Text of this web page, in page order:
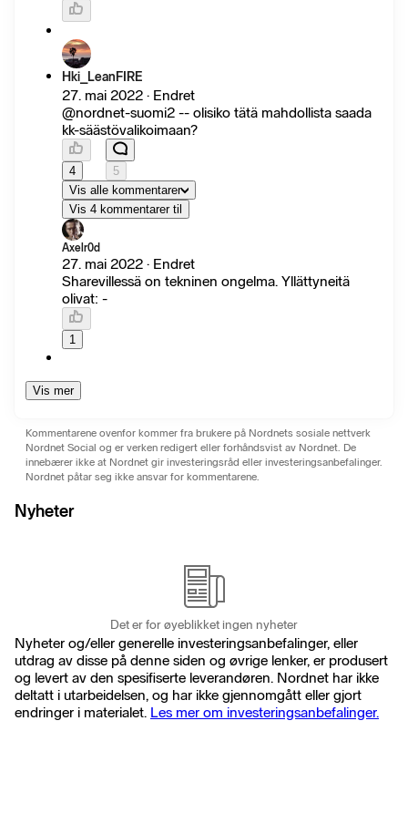
Hki_LeanFIRE
27. mai 2022 · Endret
@nordnet-suomi2 -- olisiko tätä mahdollista saada
kk-säästövalikoimaan?
4
5
Vis alle kommentarer
Vis 4 kommentarer til
Axelr0d
27. mai 2022 · Endret
Sharevillessä on tekninen ongelma. Yllättyneitä
olivat: -
1
Vis mer
Kommentarene ovenfor kommer fra brukere på Nordnets sosiale nettverk
Nordnet Social og er verken redigert eller forhåndsvist av Nordnet. De
innebærer ikke at Nordnet gir investeringsråd eller investeringsanbefalinger.
Nordnet påtar seg ikke ansvar for kommentarene.
Nyheter
Det er for øyeblikket ingen nyheter
Nyheter og/eller generelle investeringsanbefalinger, eller
utdrag av disse på denne siden og øvrige lenker, er produsert
og levert av den spesifiserte leverandøren. Nordnet har ikke
deltatt i utarbeidelsen, og har ikke gjennomgått eller gjort
endringer i materialet. Les mer om investeringsanbefalinger.